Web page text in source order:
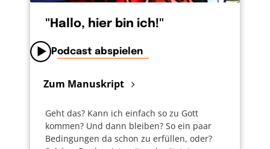
"Hallo, hier bin ich!"
Podcast abspielen
Zum Manuskript
Geht das? Kann ich einfach so zu Gott
kommen? Und dann bleiben? So ein paar
Bedingungen da schon zu erfüllen, oder?